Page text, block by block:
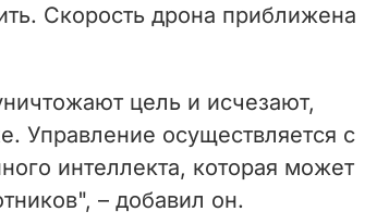
. Скорость дрона приближена
цель и исчезают,
Управление осуществляется с
интеллекта, которая может
– добавил он.